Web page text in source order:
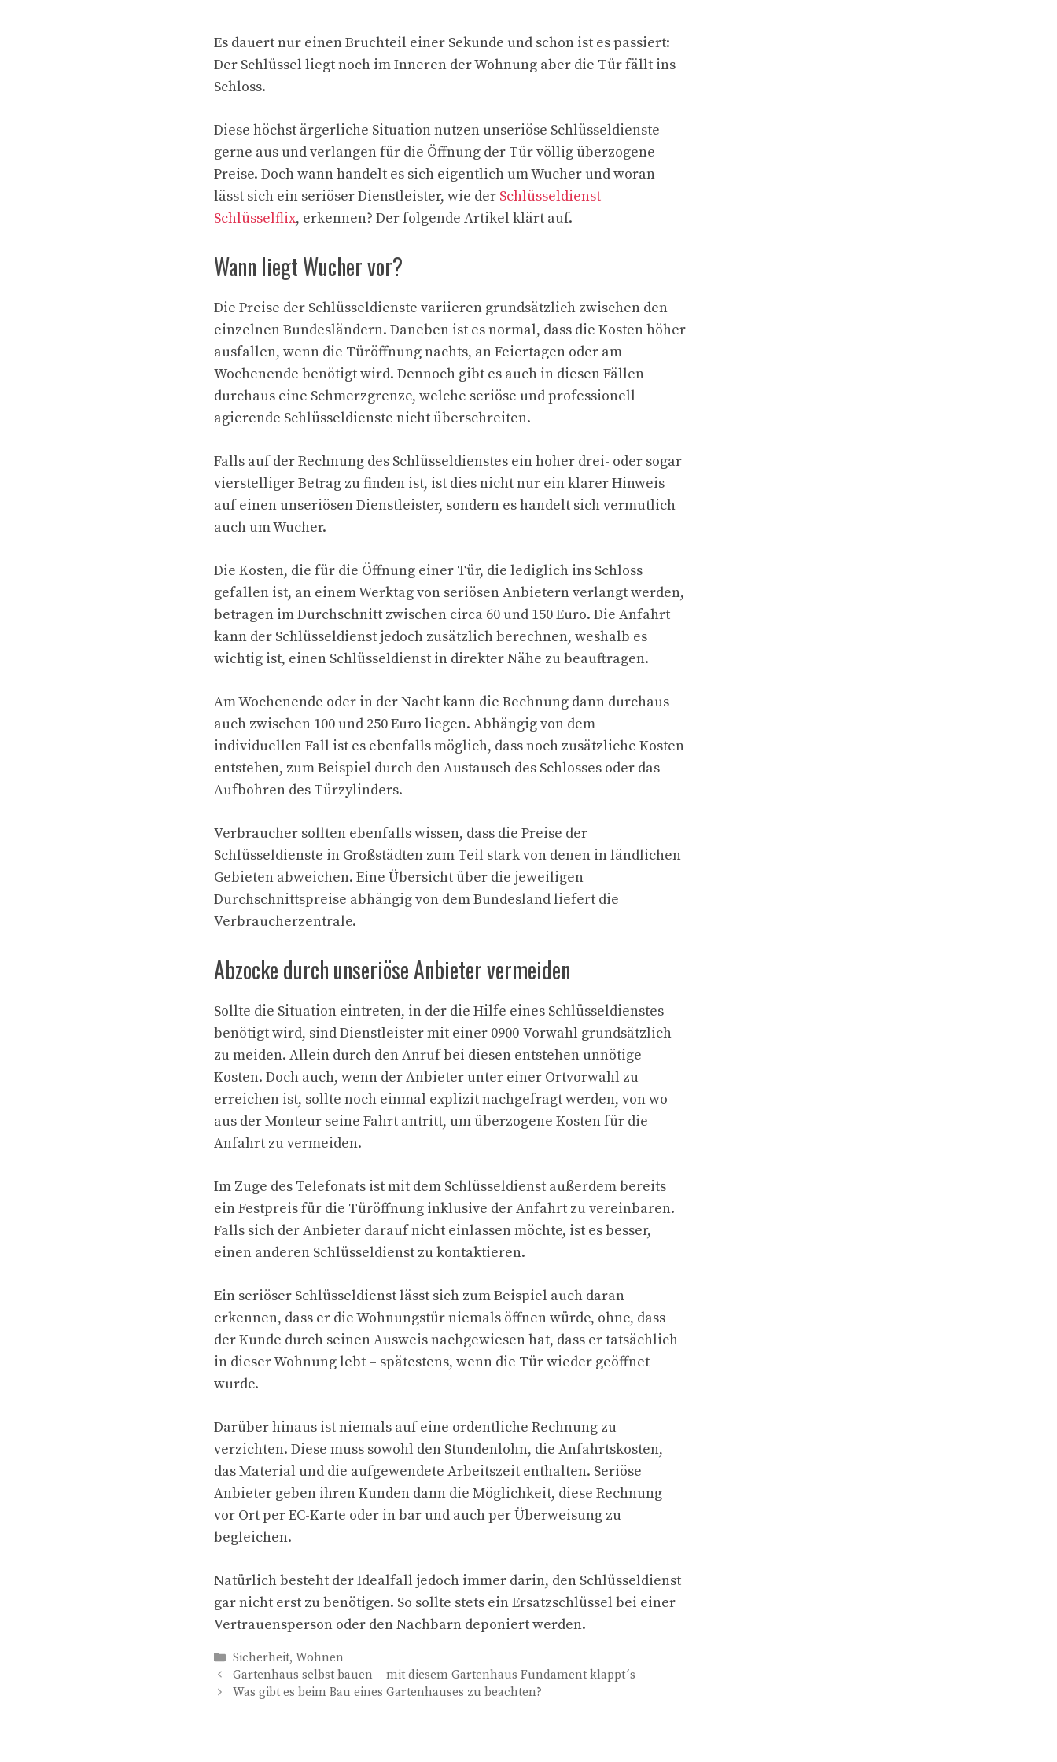
Es dauert nur einen Bruchteil einer Sekunde und schon ist es passiert:
Der Schlüssel liegt noch im Inneren der Wohnung aber die Tür fällt ins
Schloss.
Diese höchst ärgerliche Situation nutzen unseriöse Schlüsseldienste
gerne aus und verlangen für die Öffnung der Tür völlig überzogene
Preise. Doch wann handelt es sich eigentlich um Wucher und woran
lässt sich ein seriöser Dienstleister, wie der Schlüsseldienst
Schlüsselflix, erkennen? Der folgende Artikel klärt auf.
Wann liegt Wucher vor?
Die Preise der Schlüsseldienste variieren grundsätzlich zwischen den
einzelnen Bundesländern. Daneben ist es normal, dass die Kosten höher
ausfallen, wenn die Türöffnung nachts, an Feiertagen oder am
Wochenende benötigt wird. Dennoch gibt es auch in diesen Fällen
durchaus eine Schmerzgrenze, welche seriöse und professionell
agierende Schlüsseldienste nicht überschreiten.
Falls auf der Rechnung des Schlüsseldienstes ein hoher drei- oder sogar
vierstelliger Betrag zu finden ist, ist dies nicht nur ein klarer Hinweis
auf einen unseriösen Dienstleister, sondern es handelt sich vermutlich
auch um Wucher.
Die Kosten, die für die Öffnung einer Tür, die lediglich ins Schloss
gefallen ist, an einem Werktag von seriösen Anbietern verlangt werden,
betragen im Durchschnitt zwischen circa 60 und 150 Euro. Die Anfahrt
kann der Schlüsseldienst jedoch zusätzlich berechnen, weshalb es
wichtig ist, einen Schlüsseldienst in direkter Nähe zu beauftragen.
Am Wochenende oder in der Nacht kann die Rechnung dann durchaus
auch zwischen 100 und 250 Euro liegen. Abhängig von dem
individuellen Fall ist es ebenfalls möglich, dass noch zusätzliche Kosten
entstehen, zum Beispiel durch den Austausch des Schlosses oder das
Aufbohren des Türzylinders.
Verbraucher sollten ebenfalls wissen, dass die Preise der
Schlüsseldienste in Großstädten zum Teil stark von denen in ländlichen
Gebieten abweichen. Eine Übersicht über die jeweiligen
Durchschnittspreise abhängig von dem Bundesland liefert die
Verbraucherzentrale.
Abzocke durch unseriöse Anbieter vermeiden
Sollte die Situation eintreten, in der die Hilfe eines Schlüsseldienstes
benötigt wird, sind Dienstleister mit einer 0900-Vorwahl grundsätzlich
zu meiden. Allein durch den Anruf bei diesen entstehen unnötige
Kosten. Doch auch, wenn der Anbieter unter einer Ortvorwahl zu
erreichen ist, sollte noch einmal explizit nachgefragt werden, von wo
aus der Monteur seine Fahrt antritt, um überzogene Kosten für die
Anfahrt zu vermeiden.
Im Zuge des Telefonats ist mit dem Schlüsseldienst außerdem bereits
ein Festpreis für die Türöffnung inklusive der Anfahrt zu vereinbaren.
Falls sich der Anbieter darauf nicht einlassen möchte, ist es besser,
einen anderen Schlüsseldienst zu kontaktieren.
Ein seriöser Schlüsseldienst lässt sich zum Beispiel auch daran
erkennen, dass er die Wohnungstür niemals öffnen würde, ohne, dass
der Kunde durch seinen Ausweis nachgewiesen hat, dass er tatsächlich
in dieser Wohnung lebt – spätestens, wenn die Tür wieder geöffnet
wurde.
Darüber hinaus ist niemals auf eine ordentliche Rechnung zu
verzichten. Diese muss sowohl den Stundenlohn, die Anfahrtskosten,
das Material und die aufgewendete Arbeitszeit enthalten. Seriöse
Anbieter geben ihren Kunden dann die Möglichkeit, diese Rechnung
vor Ort per EC-Karte oder in bar und auch per Überweisung zu
begleichen.
Natürlich besteht der Idealfall jedoch immer darin, den Schlüsseldienst
gar nicht erst zu benötigen. So sollte stets ein Ersatzschlüssel bei einer
Vertrauensperson oder den Nachbarn deponiert werden.
Kategorien
Sicherheit,Wohnen
Gartenhaus selbst bauen – mit diesem Gartenhaus Fundament klappt´s
Was gibt es beim Bau eines Gartenhauses zu beachten?